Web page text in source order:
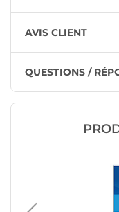
AVIS CLIENT
QUESTIONS /